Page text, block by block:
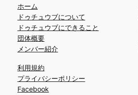
ホーム
ドゥチュウブについて
ドゥチュウブにできること
団体概要
メンバー紹介
利用規約
プライバシーポリシー
Facebook